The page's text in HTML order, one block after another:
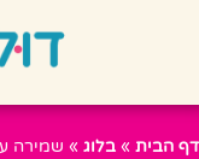
דף הבית » בלוג » שמירה